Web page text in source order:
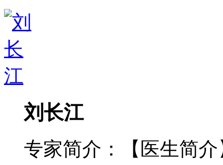
刘长江
专家简介：【医生简